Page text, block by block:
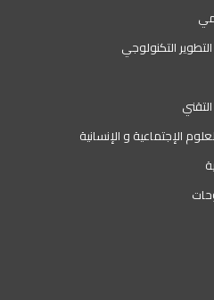
التكنولوجي
الإجتماعية و الإنسانية